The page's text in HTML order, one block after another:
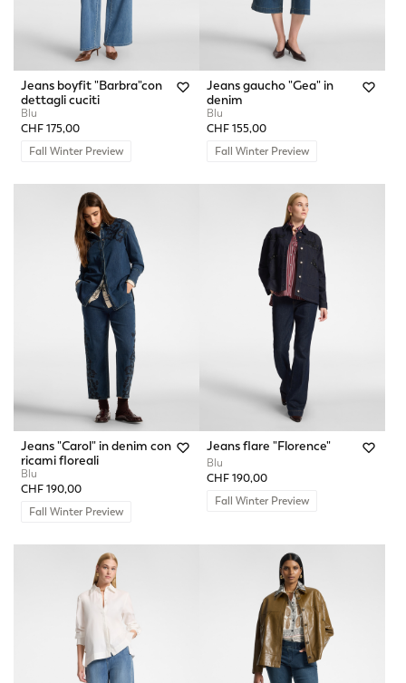
Jeans boyfit "Barbra"con
dettagli cuciti
Blu
CHF 175,00
Fall Winter Preview
Jeans gaucho "Gea" in
denim
Blu
CHF 155,00
Fall Winter Preview
Jeans "Carol" in denim con
ricami floreali
Blu
CHF 190,00
Fall Winter Preview
Jeans flare "Florence"
Blu
CHF 190,00
Fall Winter Preview